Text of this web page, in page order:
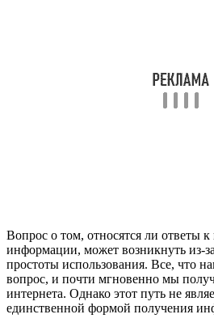
Вопрос о том, относятся ли ответы
информации, может возникнуть из-
простоты использования. Все, что
вопрос, и почти мгновенно мы
интернета. Однако этот путь не
единственной формой получения